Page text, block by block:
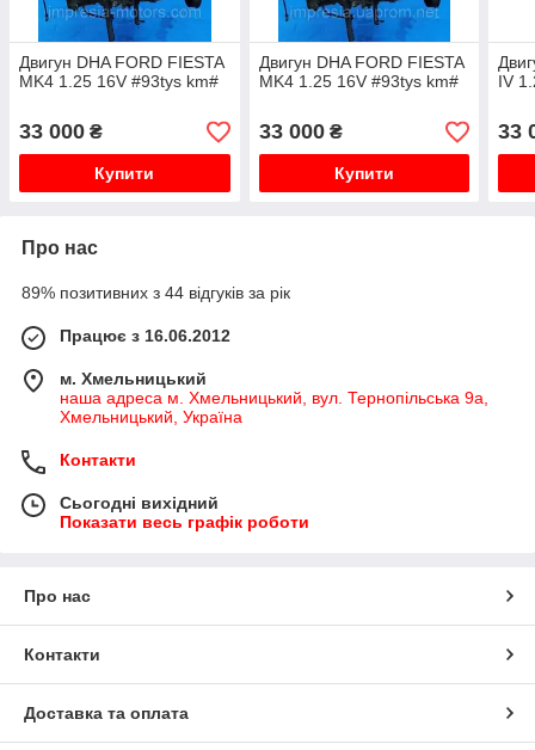
Двигун DHA FORD FIESTA
MK4 1.25 16V #93tys km#
33 000 ₴
Купити
Двигун DHA FORD FIESTA
MK4 1.25 16V #93tys km#
33 000₴
Купити
IV
33
Про нас
89% позитивних з 44 відгуків за рік
Працює з 16.06.2012
м. Хмельницький
наша адреса м. Хмельницький, вул. Тернопільська 9а,
Хмельницький, Україна
Контакти
Сьогодні вихідний
Показати весь графік роботи
Про нас
Контакти
Доставка та оплата